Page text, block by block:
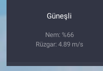
Güneşli
Nem: %66
Rüzgar: 4.89 m/s